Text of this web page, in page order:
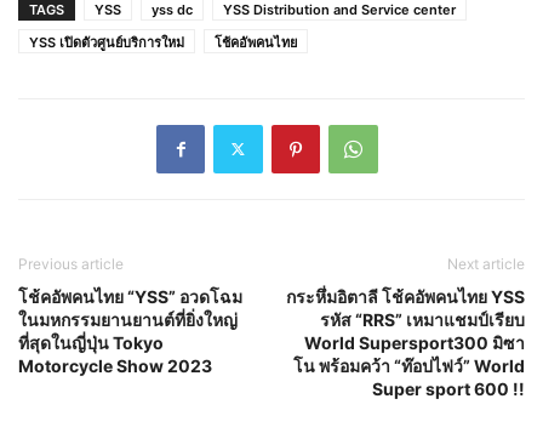
TAGS YSS yss dc
YSS Distribution and Service center
YSS เปิดตัวศูนย์บริการใหม่
โช้คอัพคนไทย
Previous article
โช้คอัพคนไทย “YSS” อวดโฉม
ในมหกรรมยานยานต์ที่ยิ่งใหญ่
ที่สุดในญี่ปุ่น Tokyo
Motorcycle Show 2023
Next article
กระหึ่มอิตาลี โช้คอัพคนไทย YSS
รหัส “RRS” เหมาแชมป์เรียบ
World Supersport300 มิซา
โน พร้อมคว้า “ท๊อปไฟว์” World
Super sport 600 !!